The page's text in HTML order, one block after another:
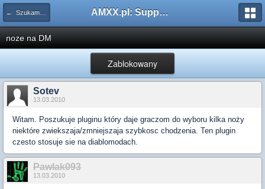
← Szukam pluginu AMXX.pl: Support AMX Mod X i SourceMod
noze na DM
Zablokowany
Sotev
13.03.2010
Witam. Poszukuje pluginu który daje graczom do wyboru kilka noży
niektóre zwiekszaja/zmniejszaja szybkosc chodzenia. Ten plugin
czesto stosuje sie na diablomodach.
Pawlak093
13.03.2010